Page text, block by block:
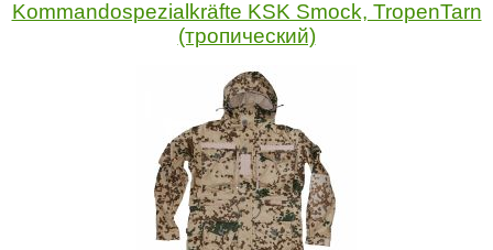
Kommandospezialkräfte KSK Smock, TropenTarn
(тропический)